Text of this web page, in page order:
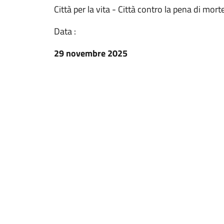
Città per la vita - Città contro la pena di
Data :
29 novembre 2025